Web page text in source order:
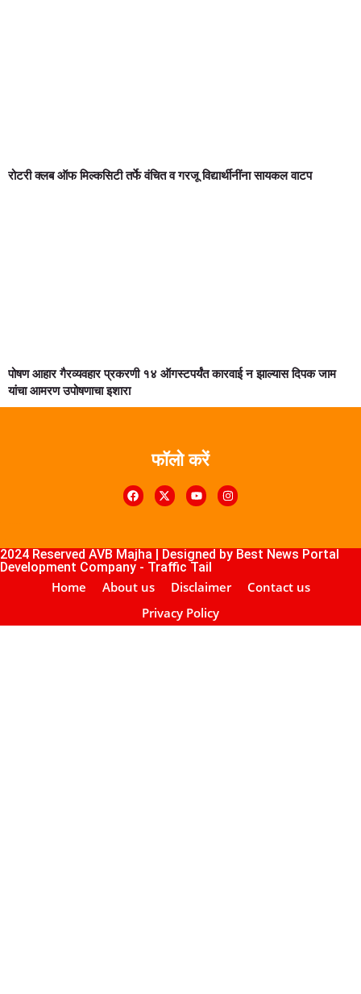
रोटरी क्लब ऑफ मिल्कसिटी तर्फे वंचित व गरजू विद्यार्थीनींना सायकल वाटप
पोषण आहार गैरव्यवहार प्रकरणी १४ ऑगस्टपर्यंत कारवाई न झाल्यास दिपक जाम
यांचा आमरण उपोषणाचा इशारा
फॉलो करें
2024 Reserved AVB Majha | Designed by Best News Portal
Development Company - Traffic Tail
Home About us Disclaimer
Contact us
Privacy Policy